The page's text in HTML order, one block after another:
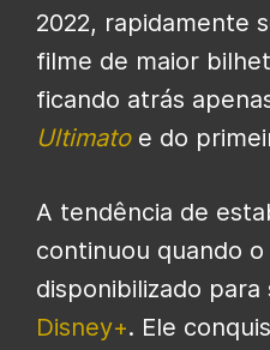
2022, rapidamente
filme de maior
ficando atrás
Ultimatoe do
A tendência de
continuou quando
disponibilizado
Disney+. Ele